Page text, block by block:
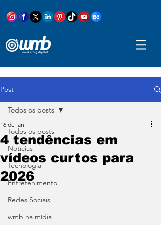
Post
Todos os posts
Notícias
Tecnologia
Entretenimento
Redes Sociais
wmb na mídia
Todos os posts
4 tendências em
vídeos curtos para
2026
16 de jan.